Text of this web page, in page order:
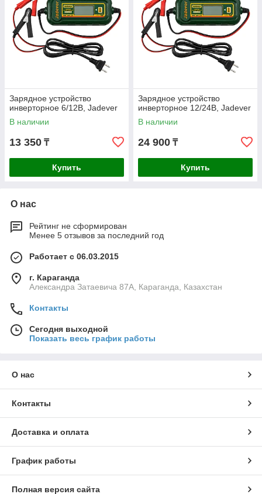
Зарядное устройство
инверторное 6/12В, Jadever
В наличии
13 350 ₸
Купить
Зарядное устройство
инверторное 12/24В, Jadever
В наличии
24 900 ₸
Купить
О нас
Рейтинг не сформирован
Менее 5 отзывов за последний год
Работает с 06.03.2015
г. Караганда
Александра Затаевича 87А, Караганда, Казахстан
Контакты
Сегодня выходной
Показать весь график работы
О нас
Контакты
Доставка и оплата
График работы
Полная версия сайта